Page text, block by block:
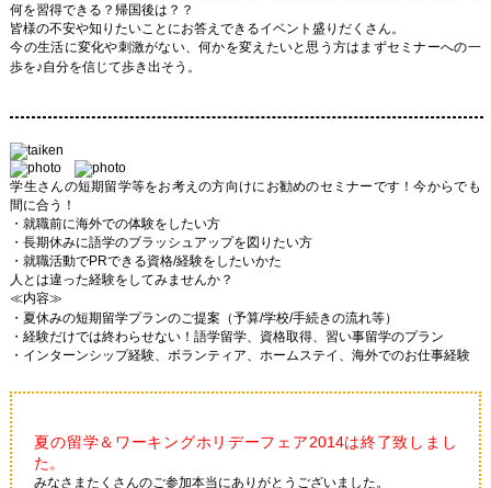
何を習得できる？帰国後は？？
皆様の不安や知りたいことにお答えできるイベント盛りだくさん。
今の生活に変化や刺激がない、何かを変えたいと思う方はまずセミナーへの一
歩を♪自分を信じて歩き出そう。
学生さんの短期留学等をお考えの方向けにお勧めのセミナーです！今からでも
間に合う！
・就職前に海外での体験をしたい方
・長期休みに語学のブラッシュアップを図りたい方
・就職活動でPRできる資格/経験をしたいかた
人とは違った経験をしてみませんか？
≪内容≫
・夏休みの短期留学プランのご提案 （予算/学校/手続きの流れ等）
・経験だけでは終わらせない！語学留学、資格取得、習い事留学のプラン
・インターンシップ経験、ボランティア、ホームステイ、海外でのお仕事経験
夏の留学＆ワーキングホリデーフェア2014は終了致しまし
た。
みなさまたくさんのご参加本当にありがとうございました。